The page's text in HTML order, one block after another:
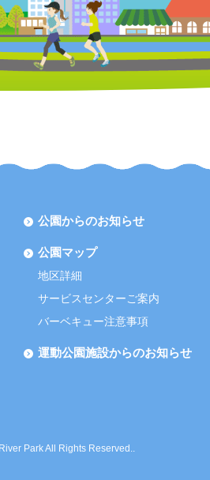
公園からのお知らせ
公園マップ
地区詳細
サービスセンターご案内
バーベキュー注意事項
運動公園施設からのお知らせ
Park All Rights Reserved..